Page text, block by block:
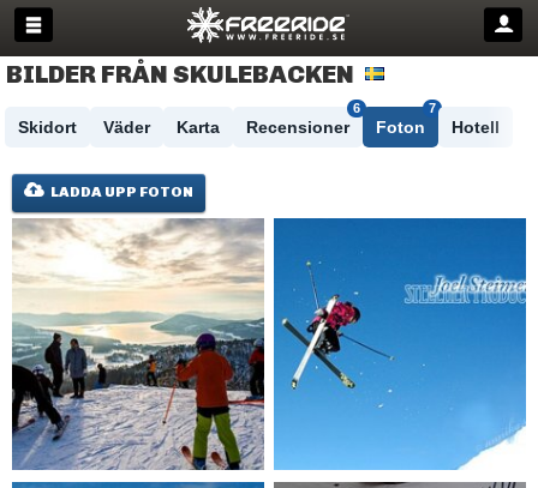
BILDER FRÅN SKULEBACKEN
Skidort Väder Karta Recensioner
6
Foton
7
Hotell
LADDA UPP FOTON